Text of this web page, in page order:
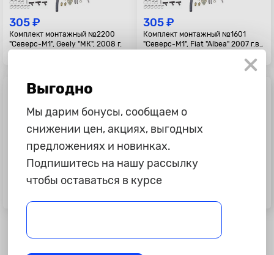
305 ₽
Комплект монтажный №2200
"Северс-М1", Geely "МК", 2008 г.
305 ₽
Комплект монтажный №1601
"Северс-М1", Fiat "Albea" 2007 г.в.,
215 ₽
Комплект монтажный №28
395 ₽
Комплект монтажный №2000
"Северс-М1", на иномарки
Выгодно
Мы дарим бонусы, сообщаем о
снижении цен, акциях, выгодных
предложениях и новинках.
Подпишитесь на нашу рассылку
чтобы оставаться в курсе